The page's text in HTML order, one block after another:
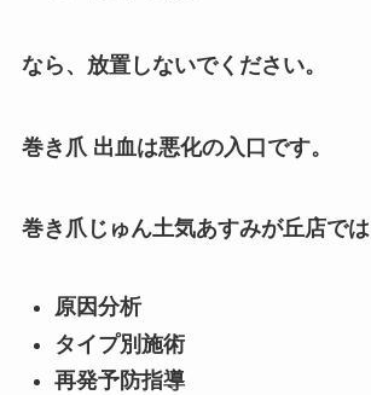
なら、放置しないでください。
巻き爪 出血は悪化の入口です。
巻き爪じゅん土気あすみが丘店では
原因分析
タイプ別施術
再発予防指導